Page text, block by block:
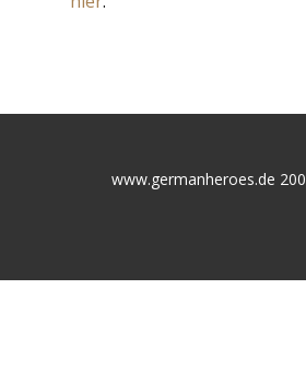
www.germanheroes.de